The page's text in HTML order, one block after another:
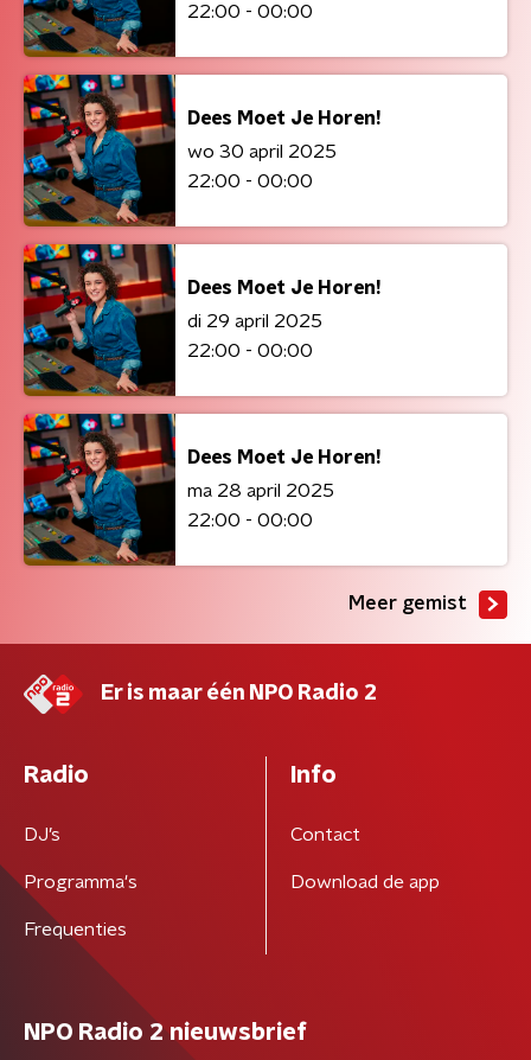
22:00 - 00:00
Dees Moet Je Horen!
wo 30 april 2025
22:00 - 00:00
Dees Moet Je Horen!
di 29 april 2025
22:00 - 00:00
Dees Moet Je Horen!
ma 28 april 2025
22:00 - 00:00
Meer gemist
Er is maar één NPO Radio 2
Radio
DJ’s
Programma's
Frequenties
Info
Contact
Download de app
NPO Radio 2 nieuwsbrief